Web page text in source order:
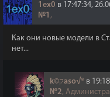
1ex0 в 17:47:34,
№1 ,
Как они новые модели в
нет...
k©קaso√® в
№2,